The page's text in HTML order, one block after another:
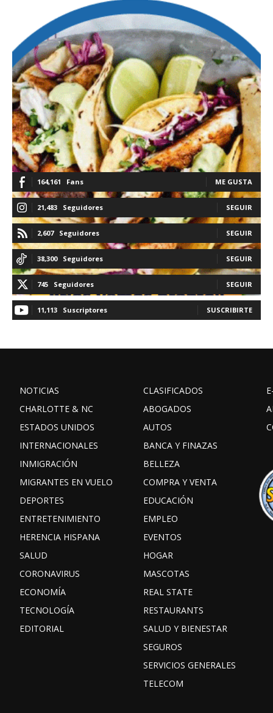
164,161 Fans ME GUSTA
21,483 Seguidores SEGUIR
2,607 Seguidores SEGUIR
38,300 Seguidores SEGUIR
745 Seguidores SEGUIR
11,113 Suscriptores SUSCRIBIRTE
NOTICIAS
CHARLOTTE & NC
ESTADOS UNIDOS
INTERNACIONALES
INMIGRACIÓN
MIGRANTES EN VUELO
DEPORTES
ENTRETENIMIENTO
HERENCIA HISPANA
SALUD
CORONAVIRUS
ECONOMÍA
TECNOLOGÍA
EDITORIAL
CLASIFICADOS
ABOGADOS
AUTOS
BANCA Y FINAZAS
BELLEZA
COMPRA Y VENTA
EDUCACIÓN
EMPLEO
EVENTOS
HOGAR
MASCOTAS
REAL STATE
RESTAURANTS
SALUD Y BIENESTAR
SEGUROS
SERVICIOS GENERALES
TELECOM